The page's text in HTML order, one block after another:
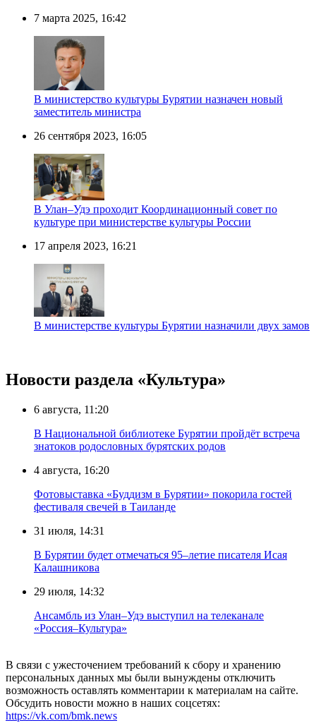
7 марта 2025, 16:42
В министерство культуры Бурятии назначен новый
заместитель министра
26 сентября 2023, 16:05
В Улан–Удэ проходит Координационный совет по
культуре при министерстве культуры России
17 апреля 2023, 16:21
В министерстве культуры Бурятии назначили двух замов
Новости раздела «Культура»
6 августа, 11:20
В Национальной библиотеке Бурятии пройдёт встреча
знатоков родословных бурятских родов
4 августа, 16:20
Фотовыставка «Буддизм в Бурятии» покорила гостей
фестиваля свечей в Таиланде
31 июля, 14:31
В Бурятии будет отмечаться 95–летие писателя Исая
Калашникова
29 июля, 14:32
Ансамбль из Улан–Удэ выступил на телеканале
«Россия–Культура»
В связи с ужесточением требований к сбору и хранению
персональных данных мы были вынуждены отключить
возможность оставлять комментарии к материалам на сайте.
Обсудить новости можно в наших соцсетях:
https://vk.com/bmk.news